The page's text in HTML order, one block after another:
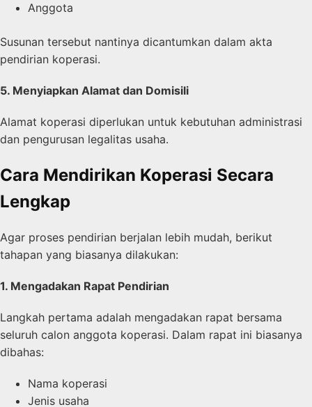
Anggota
Susunan tersebut nantinya dicantumkan dalam akta
pendirian koperasi.
5. Menyiapkan Alamat dan Domisili
Alamat koperasi diperlukan untuk kebutuhan administrasi
dan pengurusan legalitas usaha.
Cara Mendirikan Koperasi Secara
Lengkap
Agar proses pendirian berjalan lebih mudah, berikut
tahapan yang biasanya dilakukan:
1. Mengadakan Rapat Pendirian
Langkah pertama adalah mengadakan rapat bersama
seluruh calon anggota koperasi. Dalam rapat ini biasanya
dibahas:
Nama koperasi
Jenis usaha